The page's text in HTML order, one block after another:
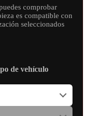
comprobar
es compatible con
seleccionados
de vehículo